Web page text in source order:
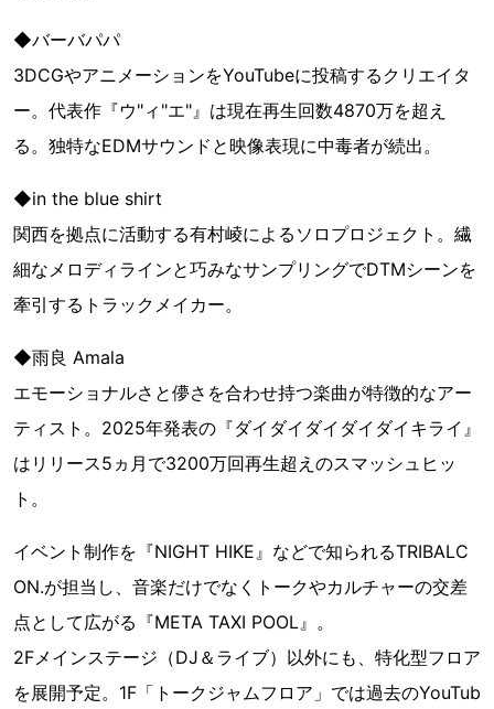
◆バーバパパ
3DCGやアニメーションをYouTubeに投稿するクリエイタ
ー。代表作『ウ"ィ"エ"』は現在再生回数4870万を超え
る。独特なEDMサウンドと映像表現に中毒者が続出。
◆in the blue shirt
関西を拠点に活動する有村崚によるソロプロジェクト。繊
細なメロディラインと巧みなサンプリングでDTMシーンを
牽引するトラックメイカー。
◆雨良 Amala
エモーショナルさと儚さを合わせ持つ楽曲が特徴的なアー
ティスト。2025年発表の『ダイダイダイダイダイキライ』
はリリース5ヵ月で3200万回再生超えのスマッシュヒッ
ト。
イベント制作を『NIGHT HIKE』などで知られるTRIBALC
ON.が担当し、音楽だけでなくトークやカルチャーの交差
点として広がる『META TAXI POOL』。
2Fメインステージ（DJ＆ライブ）以外にも、特化型フロア
を展開予定。1F「トークジャムフロア」では過去のYouTub